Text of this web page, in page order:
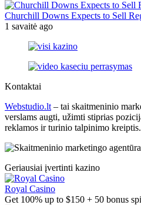
Churchill Downs Expects to Sell
1 savaitė ago
Kontaktai
Webstudio.lt – tai skaitmeninio
verslams augti, užimti stiprias
reklamos ir turinio talpinimo kreiptis.
Geriausiai įvertinti kazino
Royal Casino
Get 100% up to $150 + 50 bonus